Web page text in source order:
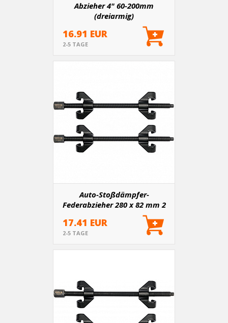
Abzieher 4" 60-200mm
(dreiarmig)
16.91 EUR
2-5 TAGE
Auto-Stoßdämpfer-
Federabzieher 280 x 82 mm 2
17.41 EUR
2-5 TAGE